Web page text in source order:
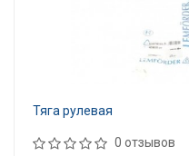
Тяга рулевая
0 отзывов